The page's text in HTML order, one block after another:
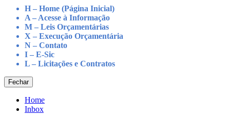
H – Home (Página Inicial)
A – Acesse à Informação
M – Leis Orçamentárias
X – Execução Orçamentária
N – Contato
I – E-Sic
L – Licitações e Contratos
Fechar
Home
Inbox